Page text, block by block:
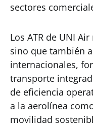
sectores
Los ATR de UNI
sino que también
internacionales,
transporte
de eficiencia
a la aerolínea
movilidad